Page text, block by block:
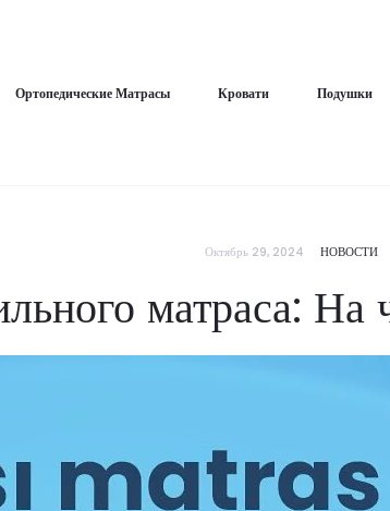
Ортопедические Матрасы Кровати Подушки
Октябрь 29, 2024 НОВОСТИ
матраса: На